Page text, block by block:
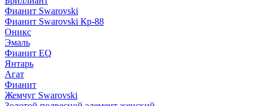
Фианит Swarovski
Фианит Swarovski Кр-88
Оникс
Эмаль
Фианит EQ
Янтарь
Агат
Фианит
Жемчуг Swarovski